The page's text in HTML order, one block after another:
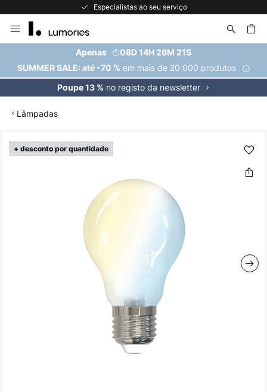
Especialistas ao seu serviço
para
Conteúdo
Apenas
08D 14H 26M 20S
SUMMER SALE: até -70 % em mais de 20 000 produtos
Poupe 13 % no registo da newsletter
Lâmpadas
+ desconto por quantidade
Saltar
para